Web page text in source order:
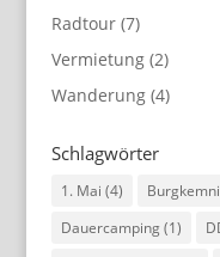
Radtour(7)
Vermietung(2)
Wanderung(4)
Schlagwörter
1. Mai (4)
Dauercamping(1)